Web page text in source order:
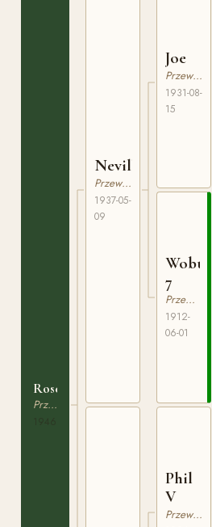
Rosette
Przewalski
Neville
Przewalski
1937-05-
09
Joe
Przewalski
1931-08-
15
Woburn
7
Przewalski
1912-
06-01
Phil
V
Przewalski